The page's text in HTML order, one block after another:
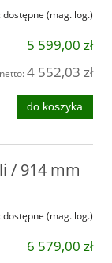
dostępne (mag. log.)
5 599,00 zł
4 552,03 zł
do koszyka
/ 914 mm
dostępne (mag. log.)
6 579,00 zł